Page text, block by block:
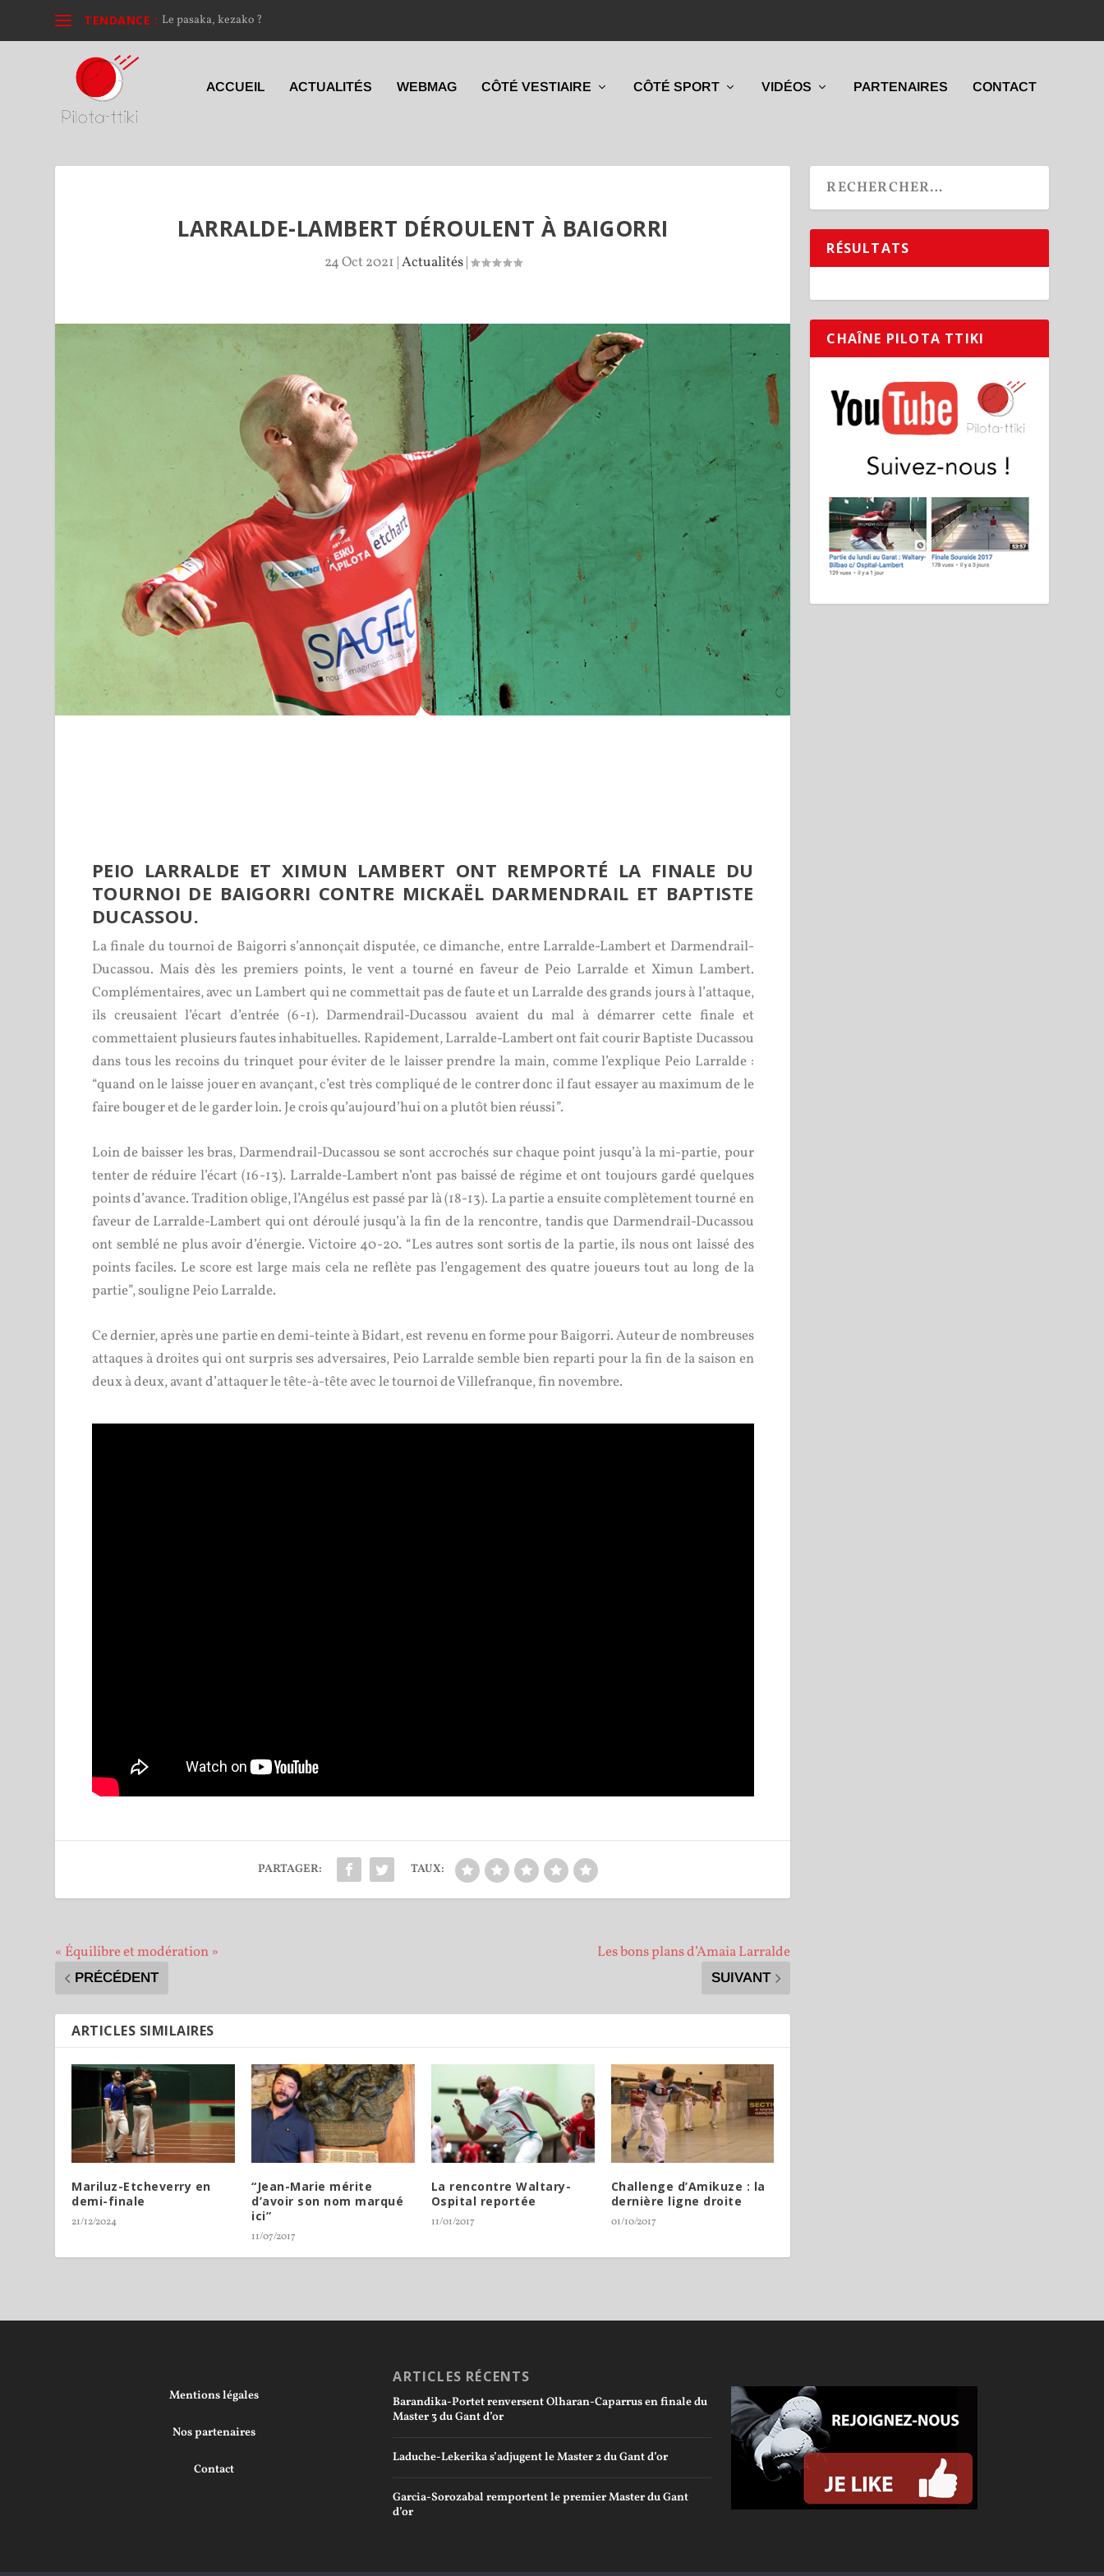
TENDANCE : Le pasaka, kezako ?
ACCUEIL ACTUALITÉS WEBMAG CÔTÉ VESTIAIRE CÔTÉ SPORT VIDÉOS PARTENAIRES CONTACT
LARRALDE-LAMBERT DÉROULENT À BAIGORRI
24 Oct 2021 |Actualités|
PEIO LARRALDE ET XIMUN LAMBERT ONT REMPORTÉ LA FINALE DU
TOURNOI DE BAIGORRI CONTRE MICKAËL DARMENDRAIL ET BAPTISTE
DUCASSOU.
La finale du tournoi de Baigorri s’annonçait disputée, ce dimanche, entre Larralde-Lambert et Darmendrail-
Ducassou. Mais dès les premiers points, le vent a tourné en faveur de Peio Larralde et Ximun Lambert.
Complémentaires, avec un Lambert qui ne commettait pas de faute et un Larralde des grands jours à l’attaque,
ils creusaient l’écart d’entrée (6-1). Darmendrail-Ducassou avaient du mal à démarrer cette finale et
commettaient plusieurs fautes inhabituelles. Rapidement, Larralde-Lambert ont fait courir Baptiste Ducassou
dans tous les recoins du trinquet pour éviter de le laisser prendre la main, comme l’explique Peio Larralde :
“quand on le laisse jouer en avançant, c’est très compliqué de le contrer donc il faut essayer au maximum de le
faire bouger et de le garder loin. Je crois qu’aujourd’hui on a plutôt bien réussi”.
Loin de baisser les bras, Darmendrail-Ducassou se sont accrochés sur chaque point jusqu’à la mi-partie, pour
tenter de réduire l’écart (16-13). Larralde-Lambert n’ont pas baissé de régime et ont toujours gardé quelques
points d’avance. Tradition oblige, l’Angélus est passé par là (18-13). La partie a ensuite complètement tourné en
faveur de Larralde-Lambert qui ont déroulé jusqu’à la fin de la rencontre, tandis que Darmendrail-Ducassou
ont semblé ne plus avoir d’énergie. Victoire 40-20. “Les autres sont sortis de la partie, ils nous ont laissé des
points faciles. Le score est large mais cela ne reflète pas l’engagement des quatre joueurs tout au long de la
partie”, souligne Peio Larralde.
Ce dernier, après une partie en demi-teinte à Bidart, est revenu en forme pour Baigorri. Auteur de nombreuses
attaques à droites qui ont surpris ses adversaires, Peio Larralde semble bien reparti pour la fin de la saison en
deux à deux, avant d’attaquer le tête-à-tête avec le tournoi de Villefranque, fin novembre.
PARTAGER: TAUX:
« Équilibre et modération »
PRÉCÉDENT
Les bons plans d’Amaia Larralde
SUIVANT
ARTICLES SIMILAIRES
Mariluz-Etcheverry en
demi-finale
21/12/2024
“Jean-Marie mérite
d’avoir son nom marqué
ici”
11/07/2017
La rencontre Waltary-
Ospital reportée
11/01/2017
Challenge d’Amikuze : la
dernière ligne droite
01/10/2017
RÉSULTATS
CHAÎNE PILOTA TTIKI
Mentions légales
Nos partenaires
Contact
ARTICLES RÉCENTS
Barandika-Portet renversent Olharan-Caparrus en finale du
Master 3 du Gant d’or
Laduche-Lekerika s’adjugent le Master 2 du Gant d’or
Garcia-Sorozabal remportent le premier Master du Gant
d’or